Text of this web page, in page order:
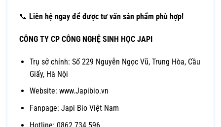
📞 Liên hệ ngay để được tư vấn sản phẩm phù hợp!
CÔNG TY CP CÔNG NGHỆ SINH HỌC JAPI
Trụ sở chính: Số 229 Nguyễn Ngọc Vũ, Trung Hòa, Cầu
Giấy, Hà Nội
Website: www.Japibio.vn
Fanpage: Japi Bio Việt Nam
Hotline: 0862 734 596